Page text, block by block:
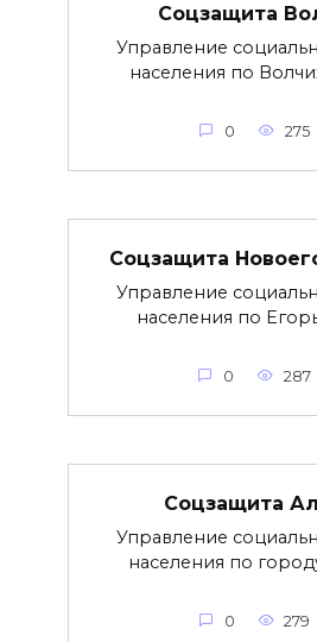
Соцзащита
Управление
населения по
0 275
Соцзащита
Управление
населения по
0 287
Соцзащита
Управление
населения по
0 279